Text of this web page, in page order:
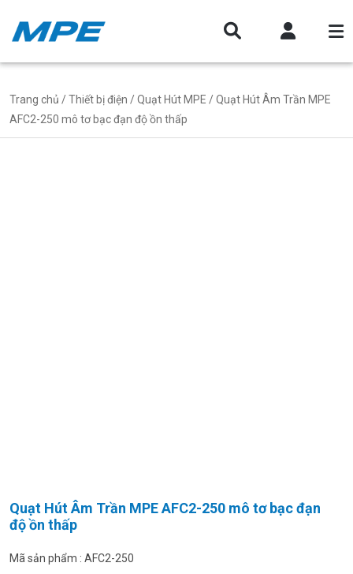
Trang chủ /Thiết bị điện /Quạt Hút MPE / Quạt Hút Âm Trần MPE
AFC2-250 mô tơ bạc đạn độ ồn thấp
Quạt Hút Âm Trần MPE AFC2-250 mô tơ bạc đạn
độ ồn thấp
Mã sản phẩm : AFC2-250